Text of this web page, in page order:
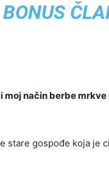
BONUS
način berbe
stare gospođe koja je